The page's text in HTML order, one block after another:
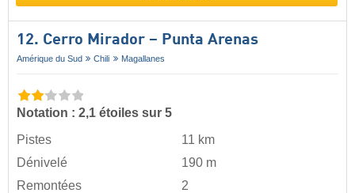
12. Cerro Mirador – Punta Arenas
Amérique du Sud Chili Magallanes
Notation : 2,1 étoiles sur 5
Pistes
11 km
Dénivelé
190 m
Remontées
2